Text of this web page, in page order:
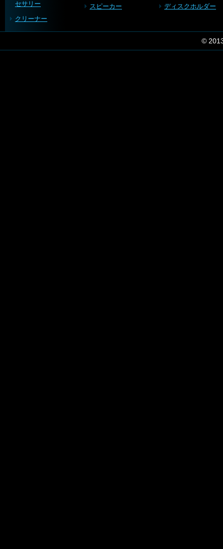
セサリー スピーカー
ディスクホルダー
クリーナー
©